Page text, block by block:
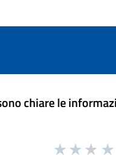
chiare le